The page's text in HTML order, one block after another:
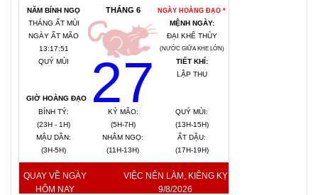
NĂM BÍNH NGỌ
THÁNG ẤT MÙI
NGÀY ẤT MÃO
13:17:52
QUÝ MÙI
THÁNG 6
27
NGÀY HOÀNG ĐẠO *
MỆNH NGÀY:
ĐẠI KHÊ THỦY
(NƯỚC GIỮA KHE LỚN)
TIẾT KHÍ:
LẬP THU
GIỜ HOÀNG ĐẠO
BÍNH TÝ:
(23H - 1H)
MẬU DẦN:
(3H-5H)
KỶ MÃO:
(5H-7H)
NHÂM NGỌ:
(11H-13H)
QUÝ MÙI:
(13H-15H)
ẤT DẬU:
(17H-19H)
QUAY VỀ NGÀY
HÔM NAY
VIỆC NÊN LÀM, KIÊNG KỴ
9/8/2026